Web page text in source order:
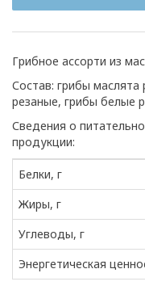
Грибное ассорти из
Состав: грибы
резаные, грибы белые
Сведения о
продукции:
Белки, г
Жиры, г
Углеводы, г
Энергетическая